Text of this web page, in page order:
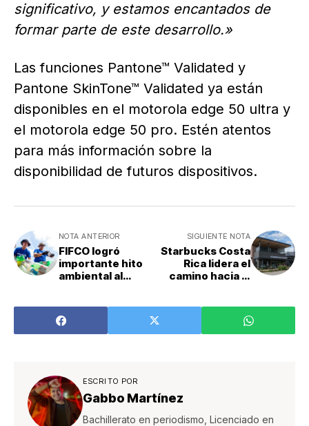
significativo, y estamos encantados de
formar parte de este desarrollo.»
Las funciones Pantone™ Validated y
Pantone SkinTone™ Validated ya están
disponibles en el motorola edge 50 ultra y
el motorola edge 50 pro. Estén atentos
para más información sobre la
disponibilidad de futuros dispositivos.
NOTA ANTERIOR
FIFCO logró
importante hito
ambiental al
circularidad
SIGUIENTE NOTA
Starbucks Costa
Rica lidera el
camino hacia la
ESCRITO POR
Gabbo Martínez
Bachillerato en periodismo, Licenciado en